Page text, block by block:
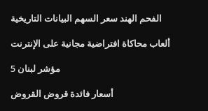
الفحم الهند سعر السهم البيانات التاريخية
ألعاب محاكاة افتراضية مجانية على الإنترنت
5 مؤشر لبنان
أسعار فائدة قروض القروض